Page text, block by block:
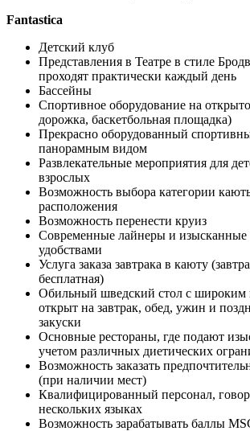
Fantastica
Детский клуб
Представления в Театре в стиле
проходят практически каждый день
Бассейны
Спортивное оборудование на
дорожка, баскетбольная площадка)
Прекрасно оборудованный
панорамным видом
Развлекательные мероприятия для
взрослых
Возможность выбора категории
расположения
Возможность перенести круиз
Современные лайнеры и изысканные
удобствами
Услуга заказа завтрака в каюту
бесплатная)
Обильный шведский стол с
открыт на завтрак, обед, ужин и
закуски
Основные рестораны, где подают
учетом различных диетических
Возможность заказать
(при наличии мест)
Квалифицированный персонал,
нескольких языках
Возможность зарабатывать баллы